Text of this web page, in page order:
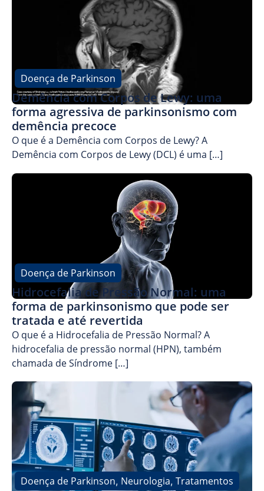
Doença de Parkinson
Demência com Corpos de Lewy: uma
forma agressiva de parkinsonismo com
demência precoce
O que é a Demência com Corpos de Lewy? A
Demência com Corpos de Lewy (DCL) é uma […]
Doença de Parkinson
Hidrocefalia de Pressão Normal: uma
forma de parkinsonismo que pode ser
tratada e até revertida
O que é a Hidrocefalia de Pressão Normal? A
hidrocefalia de pressão normal (HPN), também
chamada de Síndrome […]
Doença de Parkinson, Neurologia, Tratamentos